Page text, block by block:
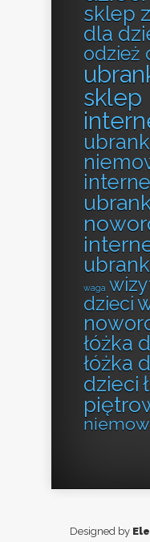
sklep
dla
odzież
sklep
waga
dzieci
łóżka
łóżka
dzieci
Designed by